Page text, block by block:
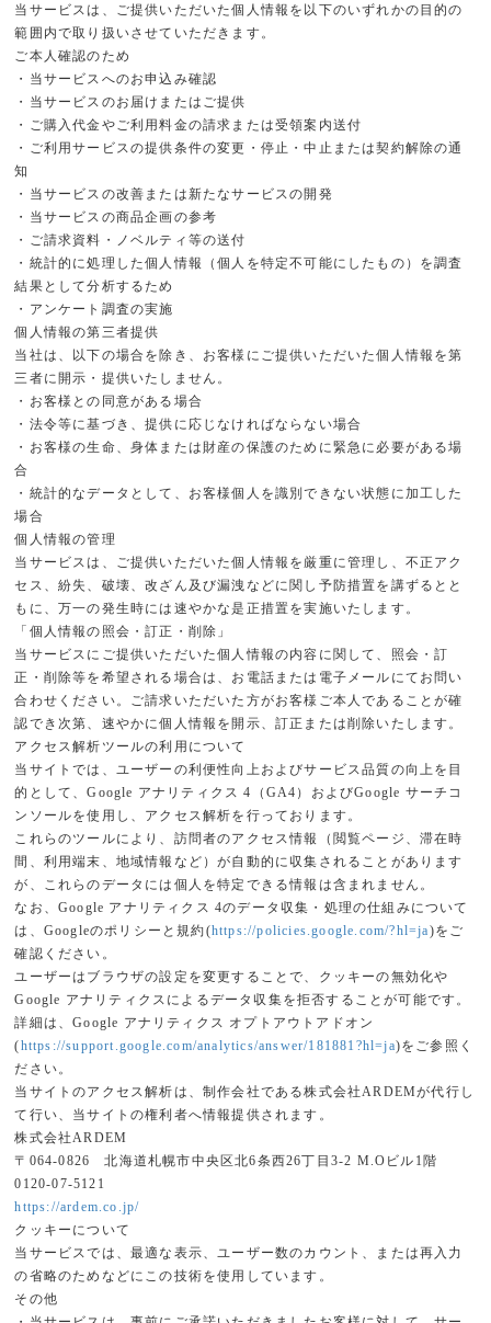
当サービスは、ご提供いただいた個人情報を以下のいずれかの目的の
範囲内で取り扱いさせていただきます。
ご本人確認のため
・当サービスへのお申込み確認
・当サービスのお届けまたはご提供
・ご購入代金やご利用料金の請求または受領案内送付
・ご利用サービスの提供条件の変更・停止・中止または契約解除の通
知
・当サービスの改善または新たなサービスの開発
・当サービスの商品企画の参考
・ご請求資料・ノベルティ等の送付
・統計的に処理した個人情報（個人を特定不可能にしたもの）を調査
結果として分析するため
・アンケート調査の実施
個人情報の第三者提供
当社は、以下の場合を除き、お客様にご提供いただいた個人情報を第
三者に開示・提供いたしません。
・お客様との同意がある場合
・法令等に基づき、提供に応じなければならない場合
・お客様の生命、身体または財産の保護のために緊急に必要がある場
合
・統計的なデータとして、お客様個人を識別できない状態に加工した
場合
個人情報の管理
当サービスは、ご提供いただいた個人情報を厳重に管理し、不正アク
セス、紛失、破壊、改ざん及び漏洩などに関し予防措置を講ずるとと
もに、万一の発生時には速やかな是正措置を実施いたします。
「個人情報の照会・訂正・削除」
当サービスにご提供いただいた個人情報の内容に関して、照会・訂
正・削除等を希望される場合は、お電話または電子メールにてお問い
合わせください。ご請求いただいた方がお客様ご本人であることが確
認でき次第、速やかに個人情報を開示、訂正または削除いたします。
アクセス解析ツールの利用について
当サイトでは、ユーザーの利便性向上およびサービス品質の向上を目
的として、Google アナリティクス 4（GA4）およびGoogle サーチコ
ンソールを使用し、アクセス解析を行っております。
これらのツールにより、訪問者のアクセス情報（閲覧ページ、滞在時
間、利用端末、地域情報など）が自動的に収集されることがあります
が、これらのデータには個人を特定できる情報は含まれません。
なお、Google アナリティクス 4のデータ収集・処理の仕組みについて
は、Googleのポリシーと規約(https://policies.google.com/?hl=ja)をご
確認ください。
ユーザーはブラウザの設定を変更することで、クッキーの無効化や
Google アナリティクスによるデータ収集を拒否することが可能です。
詳細は、Google アナリティクス オプトアウトアドオン
(https://support.google.com/analytics/answer/181881?hl=ja)をご参照く
ださい。
当サイトのアクセス解析は、制作会社である株式会社ARDEMが代行し
て行い、当サイトの権利者へ情報提供されます。
株式会社ARDEM
〒064-0826 北海道札幌市中央区北6条西26丁目3-2 M.Oビル1階
0120-07-5121
https://ardem.co.jp/
クッキーについて
当サービスでは、最適な表示、ユーザー数のカウント、または再入力
の省略のためなどにこの技術を使用しています。
その他